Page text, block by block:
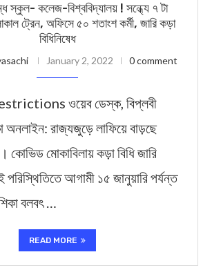
স্কুল- কলেজ-বিশ্ববিদ্যালয় ! সন্ধ্যে ৭ টা
ট্রেন, অফিসে ৫০ শতাংশ কর্মী, জারি কড়া
বিধিনিষেধ
January 2, 2022 0 comment
ওয়েব ডেস্ক, বিপ্লবী
অনলাইন: রাজ্যজুড়ে লাফিয়ে বাড়ছে
কোভিড মোকাবিলায় কড়া বিধি জারি
আগামী ১৫ জানুয়ারি পর্যন্ত
বলবৎ …
READ MORE